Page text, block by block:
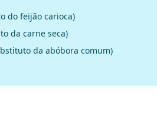
do feijão carioca)
da carne seca)
da abóbora comum)